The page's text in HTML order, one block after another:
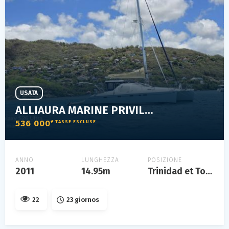
ALLIAURA MARINE PRIVILEGE 495
536 000€ TASSE ESCLUSE
USATA
ANNO
2011
LUNGHEZZA
14.95m
POSIZIONE
Trinidad et Tobago
22 23 giornos